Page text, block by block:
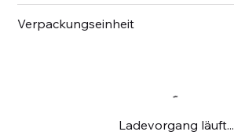
Verpackungseinheit
Ladevorgang läuft...